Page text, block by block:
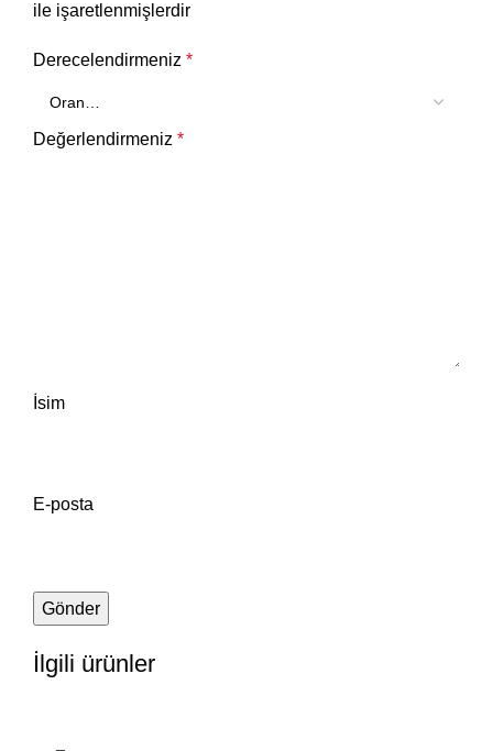
ile işaretlenmişlerdir
Derecelendirmeniz *
Değerlendirmeniz *
İsim
E-posta
İlgili ürünler